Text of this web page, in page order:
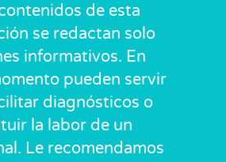
de esta
se redactan solo
informativos. En
pueden servir
diagnósticos o
la labor de un
Le recomendamos